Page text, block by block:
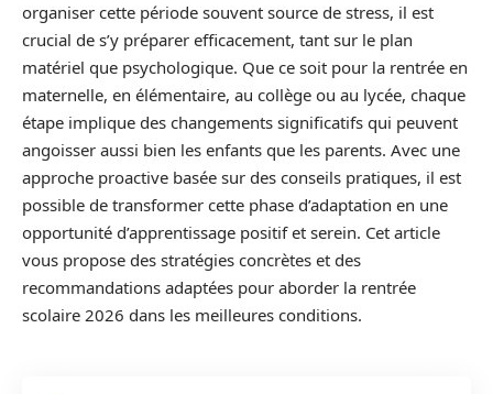
organiser cette période souvent source de stress, il est
crucial de s’y préparer efficacement, tant sur le plan
matériel que psychologique. Que ce soit pour la rentrée en
maternelle, en élémentaire, au collège ou au lycée, chaque
étape implique des changements significatifs qui peuvent
angoisser aussi bien les enfants que les parents. Avec une
approche proactive basée sur des conseils pratiques, il est
possible de transformer cette phase d’adaptation en une
opportunité d’apprentissage positif et serein. Cet article
vous propose des stratégies concrètes et des
recommandations adaptées pour aborder la rentrée
scolaire 2026 dans les meilleures conditions.